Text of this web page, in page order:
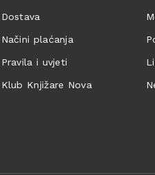
Dostava
Načini plaćanja
Pravila i uvjeti
Klub Knjižare Nova